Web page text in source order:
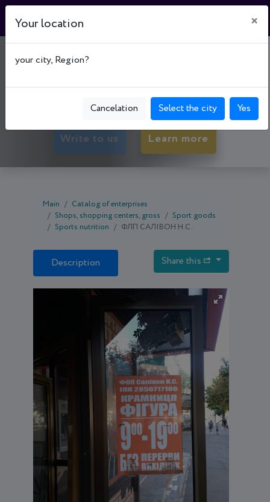
МАГАЗИН "ФІГУРА"
Tsentral'no-Mis'kyi р-н, просп. Поштовий, буд. 13
Write to us Learn more
Main
Catalog of enterprises
Shops, shopping centers, gross
Sport goods
Sports nutrition
ФЛП САЛІВОН Н.С.
Description Share this
Your location ×
your city, Region?
Cancelation Select the city Yes